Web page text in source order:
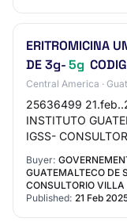
ERITROMICINA
DE 3g-5g
Central America ·
25636499
INSTITUTO
IGSS-
OFTALMICO 0…
Buyer:
GUATEMALTECO DE
CONSULTORIO
Published: 21 Feb